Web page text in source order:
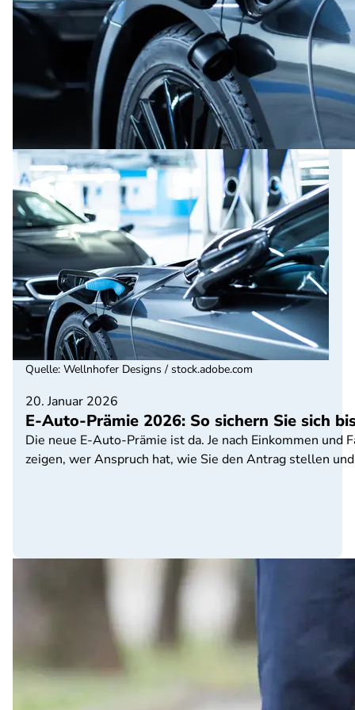
20. Januar 2026
E-Auto-Prämie 2026: So sichern Sie sich
Die neue E-Auto-Prämie ist da. Je nach Einkommen und
zeigen, wer Anspruch hat, wie Sie den Antrag stellen
Quelle: Wellnhofer Designs / stock.adobe.com